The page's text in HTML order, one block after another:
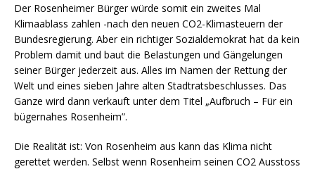
Der Rosenheimer Bürger würde somit ein zweites Mal
Klimaablass zahlen -nach den neuen CO2-Klimasteuern der
Bundesregierung. Aber ein richtiger Sozialdemokrat hat da kein
Problem damit und baut die Belastungen und Gängelungen
seiner Bürger jederzeit aus. Alles im Namen der Rettung der
Welt und eines sieben Jahre alten Stadtratsbeschlusses. Das
Ganze wird dann verkauft unter dem Titel „Aufbruch – Für ein
bügernahes Rosenheim”.
Die Realität ist: Von Rosenheim aus kann das Klima nicht
gerettet werden. Selbst wenn Rosenheim seinen CO2 Ausstoss